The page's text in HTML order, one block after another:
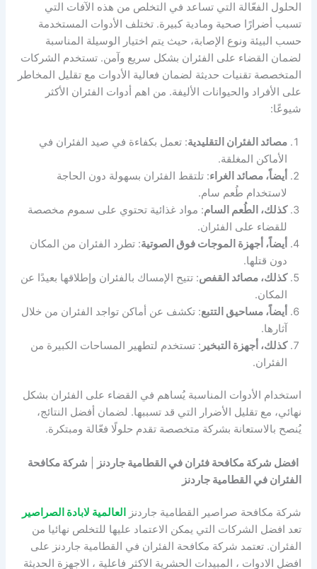
الحلول الفعّالة التي تساعد في التخلص من هذه الآفات التي
تسبب أضرارًا صحية ومادية كبيرة. تختلف الأدوات المستخدمة
حسب البيئة ونوع الإصابة، حيث يتم اختيار الوسيلة المناسبة
لضمان القضاء على الفئران بشكل سريع وآمن. تستخدم الشركات
المتخصصة تقنيات حديثة لضمان فعالية الأدوات مع تقليل المخاطر
على الأفراد والحيوانات الأليفة. من اهم أدوات الفئران الأكثر
شيوعًا:
مصائد الفئران التقليدية: تعمل بكفاءة في صيد الفئران في
الأماكن المغلقة.
أيضاً، مصائد الغراء: تلتقط الفئران بسهولة دون الحاجة
لاستخدام طُعم سام.
كذلك، الطُعم السام: مواد غذائية تحتوي على سموم مخصصة
للقضاء على الفئران.
أيضاً، أجهزة الموجات فوق الصوتية: تطرد الفئران من المكان
دون قتلها.
كذلك، مصائد القفص: تتيح الإمساك بالفئران وإطلاقها بعيدًا عن
المكان.
أيضاً، مساحيق التتبع: تكشف عن أماكن تواجد الفئران من خلال
آثارها.
كذلك، أجهزة التبخير : تستخدم لتطهير المساحات الكبيرة من
الفئران.
استخدام الأدوات المناسبة يُساهم في القضاء على الفئران بشكل
نهائي، مع تقليل الأضرار التي قد تسببها. لضمان أفضل النتائج،
يُنصح بالاستعانة بشركة متخصصة تقدم حلولًا فعّالة ومبتكرة.
افضل شركة مكافحة فئران في القطامية جاردنز
شركة مكافحة
الفئران في القطامية جاردنز
شركة مكافحة صراصير القطامية جاردنز
العالمية لابادة الصراصير
تعد افضل الشركات التي يمكن الاعتماد عليها للتخلص نهائيا من
الفئران. تعتمد شركة مكافحة الفئران في القطامية جاردنز على
افضل الادوات ، المبيدات الحشرية الاكثر فاعلية ، الاجهزة الحديثة